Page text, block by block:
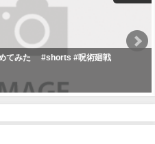
めてみた #shorts #呪術廻戦